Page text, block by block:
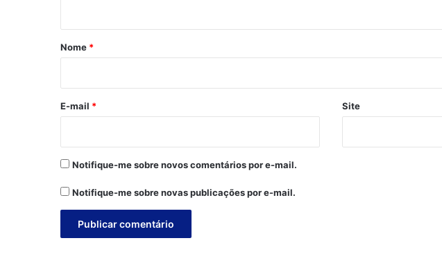
r
*
Nome *
E-mail * Site
Notifique-me sobre novos comentários por e-mail.
Notifique-me sobre novas publicações por e-mail.